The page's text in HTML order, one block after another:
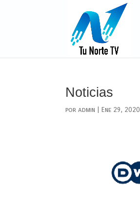
Noticias
poradmin |Ene 29, 2020